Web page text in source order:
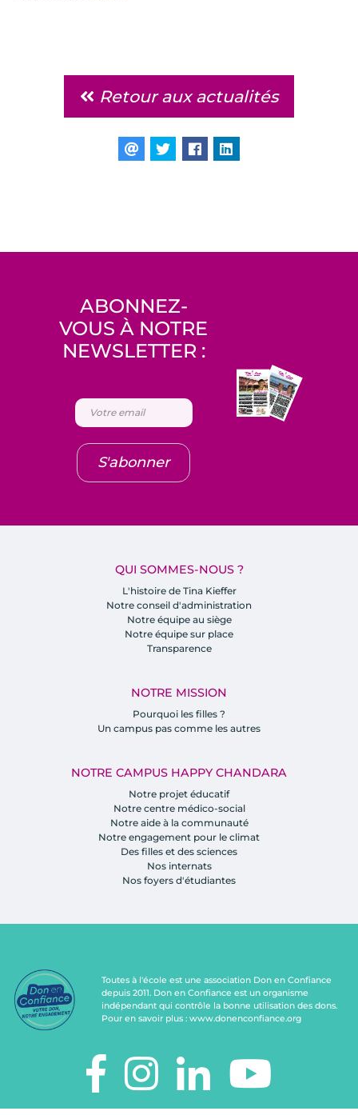
Retour aux actualités
QUI SOMMES-NOUS ?
L'histoire de Tina Kieffer
Notre conseil d'administration
Notre équipe au siège
Notre équipe sur place
Transparence
NOTRE MISSION
Pourquoi les filles ?
Un campus pas comme les autres
NOTRE CAMPUS HAPPY CHANDARA
Notre projet éducatif
Notre centre médico-social
Notre aide à la communauté
Notre engagement pour le climat
Des filles et des sciences
Nos internats
Nos foyers d'étudiantes
ABONNEZ-
VOUS À NOTRE
NEWSLETTER :
S'abonner
Toutes à l'école est une association Don en Confiance
depuis 2011. Don en Confiance est un organisme
indépendant qui contrôle la bonne utilisation des dons.
Pour en savoir plus : www.donenconfiance.org